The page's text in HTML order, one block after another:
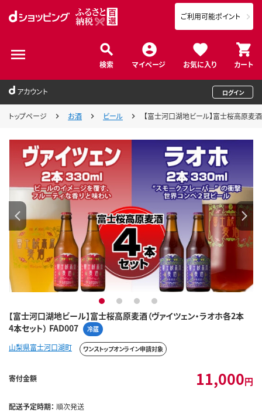
検索 マイページ お気に入り カート
ご利用可能ポイント
アカウント ログイン
トップページ お酒 ビール 【富士河口湖地ビール】富士桜高原麦
【富士河口湖地ビール】富士桜高原麦酒（ヴァイツェン・ラオホ各2本
4本セット） FAD007
冷蔵
1 2 3 4
山梨県富士河口湖町 ワンストップオンライン申請対象
寄付金額 11,000円
配送予定時期： 順次発送